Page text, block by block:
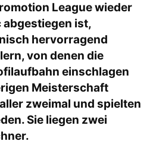
League wieder
abgestiegen ist,
hervorragend
von denen die
einschlagen
Meisterschaft
zweimal und spielten
Sie liegen zwei